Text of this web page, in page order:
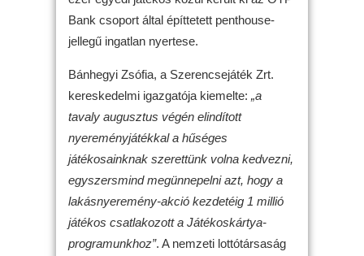
Bank csoport által építtetett penthouse-
jellegű ingatlan nyertese.
Bánhegyi Zsófia, a Szerencsejáték Zrt.
kereskedelmi igazgatója kiemelte: „a
tavaly augusztus végén elindított
nyereményjátékkal a hűséges
játékosainknak szerettünk volna kedvezni,
egyszersmind megünnepelni azt, hogy a
lakásnyeremény-akció kezdetéig 1 millió
játékos csatlakozott a Játékoskártya-
programunkhoz”. A nemzeti lottótársaság